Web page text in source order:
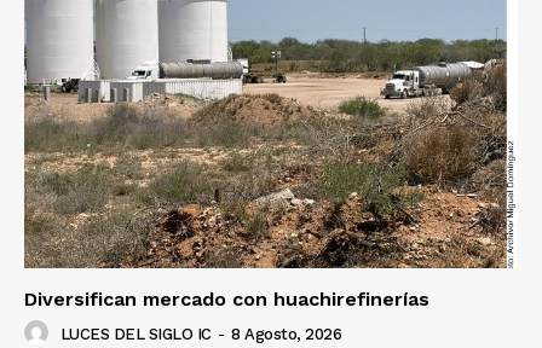
Diversifican mercado con huachirefinerías
LUCES DEL SIGLO IC - 8 Agosto, 2026